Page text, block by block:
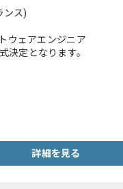
ンス)
ウェアエンジニア
決定となります。
詳細を見る